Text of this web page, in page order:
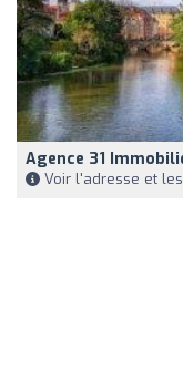
Agence 31
Voir l'adresse et